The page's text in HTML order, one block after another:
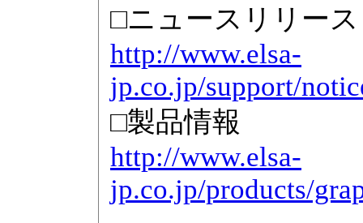
□ニュースリリース
http://www.elsa-
jp.co.jp/support/
□製品情報
http://www.elsa-
jp.co.jp/products/